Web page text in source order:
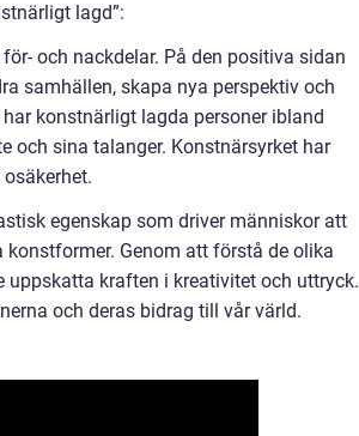
lagd”:
och nackdelar. På den positiva sidan
samhällen, skapa nya perspektiv och
konstnärligt lagda personer ibland
och sina talanger. Konstnärsyrket har
egenskap som driver människor att
Genom att förstå de olika
kraften i kreativitet och uttryck.
och deras bidrag till vår värld.